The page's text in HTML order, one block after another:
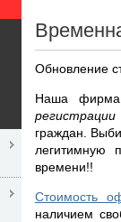
Обновление
Наша
граждан.
легитимную
времени!!
Стоимость
наличием